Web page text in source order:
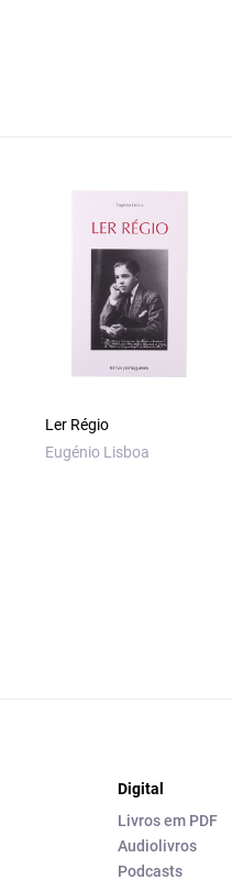
Ler Régio
Eugénio Lisboa
Digital
Livros em PDF
Audiolivros
Podcasts